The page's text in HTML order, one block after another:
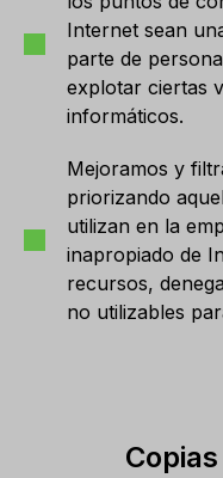
Internet sean
parte de
explotar ciertas
informáticos.
Mejoramos y
priorizando
utilizan en la
inapropiado de
recursos,
no utilizables